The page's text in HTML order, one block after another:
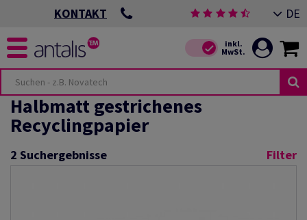
KONTAKT DE
Halbmatt gestrichenes
Recyclingpapier
2 Suchergebnisse Filter